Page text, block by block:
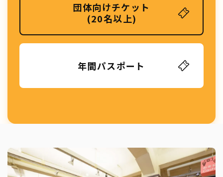
団体向けチケット
(20名以上)
年間パスポート